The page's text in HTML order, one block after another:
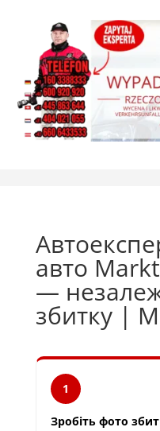
авто
—
збитку |
1
Зробіть фото